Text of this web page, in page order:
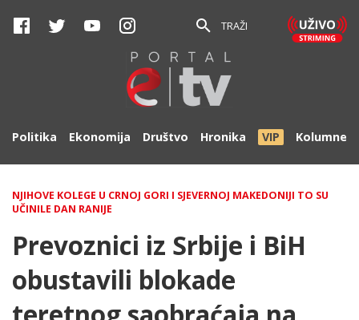
TRAŽI
Politika Ekonomija Društvo Hronika VIP Kolumne
NJIHOVE KOLEGE U CRNOJ GORI I SJEVERNOJ MAKEDONIJI TO SU
UČINILE DAN RANIJE
Prevoznici iz Srbije i BiH
obustavili blokade